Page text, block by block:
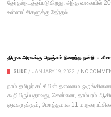
தேர்தல்நடத்தப்படுகிறது. அந்த
உள்ளாட்சிகளுக்கு தேர்தல்...
திமுக அரசுக்கு நெஞ்சம் நிறைந்த நன்றி –
SLIDE / JANUARY 19, 2022 / NO
நாம் தமிழர் கட்சியின் தலைமை
கூறியிருப்பதாவது, சென்னை, தாம்பரம்
குடிகளுக்கும், மொத்தமாக 11